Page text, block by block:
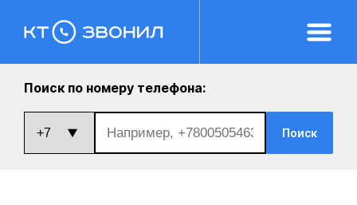
Поиск по номеру телефона:
Поиск